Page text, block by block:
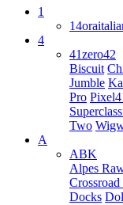
1
4
41zero42
Biscuit
Jumble
Pro
Two
A
ABK
Alpes
Docks